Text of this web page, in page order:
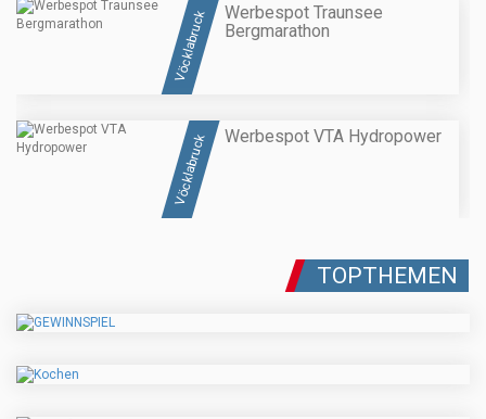
Vöcklabruck
Werbespot Traunsee
Bergmarathon
Vöcklabruck Werbespot VTA Hydropower
TOPTHEMEN